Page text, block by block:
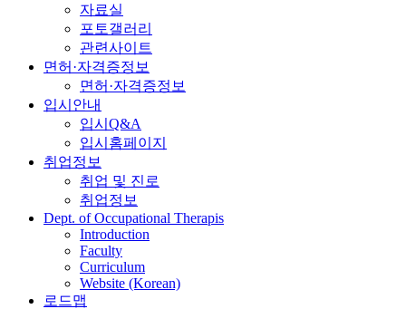
자료실
포토갤러리
관련사이트
면허·자격증정보
면허·자격증정보
입시안내
입시Q&A
입시홈페이지
취업정보
취업 및 진로
취업정보
Dept. of Occupational Therapis
Introduction
Faculty
Curriculum
Website (Korean)
로드맵